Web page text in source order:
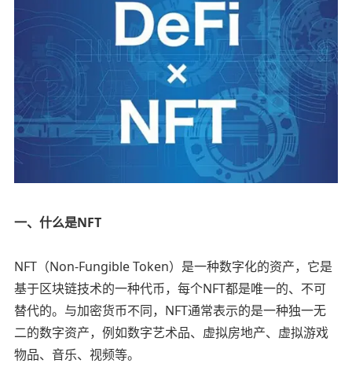
一、什么是NFT
NFT（Non-Fungible Token）是一种数字化的资产，它是
基于区块链技术的一种代币，每个NFT都是唯一的、不可
替代的。与加密货币不同，NFT通常表示的是一种独一无
二的数字资产，例如数字艺术品、虚拟房地产、虚拟游戏
物品、音乐、视频等。